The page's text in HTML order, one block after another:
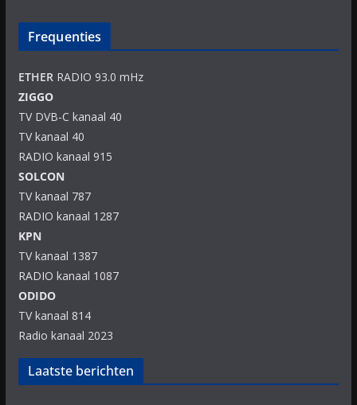
Frequenties
ETHERRADIO 93.0 mHz
ZIGGO
TV DVB-C kanaal 40
TV kanaal 40
RADIO kanaal 915
SOLCON
TV kanaal 787
RADIO kanaal 1287
KPN
TV kanaal 1387
RADIO kanaal 1087
ODIDO
TV kanaal 814
Radio kanaal 2023
Laatste berichten